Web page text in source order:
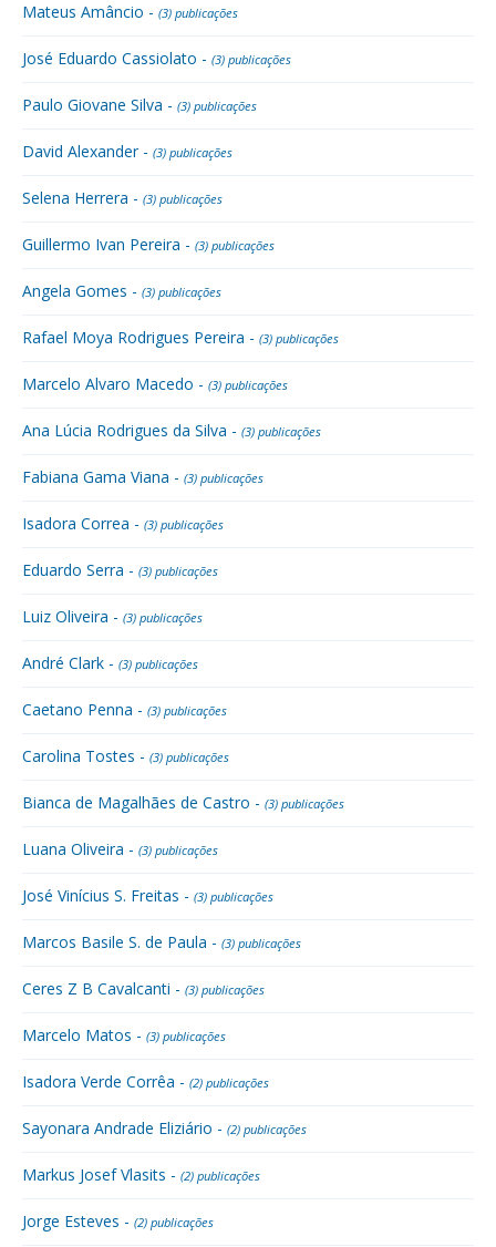
Mateus Amâncio - (3) publicações
José Eduardo Cassiolato - (3) publicações
Paulo Giovane Silva - (3) publicações
David Alexander - (3) publicações
Selena Herrera - (3) publicações
Guillermo Ivan Pereira - (3) publicações
Angela Gomes - (3) publicações
Rafael Moya Rodrigues Pereira - (3) publicações
Marcelo Alvaro Macedo - (3) publicações
Ana Lúcia Rodrigues da Silva - (3) publicações
Fabiana Gama Viana - (3) publicações
Isadora Correa - (3) publicações
Eduardo Serra - (3) publicações
Luiz Oliveira - (3) publicações
André Clark - (3) publicações
Caetano Penna - (3) publicações
Carolina Tostes - (3) publicações
Bianca de Magalhães de Castro - (3) publicações
Luana Oliveira - (3) publicações
José Vinícius S. Freitas - (3) publicações
Marcos Basile S. de Paula - (3) publicações
Ceres Z B Cavalcanti - (3) publicações
Marcelo Matos - (3) publicações
Isadora Verde Corrêa - (2) publicações
Sayonara Andrade Eliziário - (2) publicações
Markus Josef Vlasits - (2) publicações
Jorge Esteves - (2) publicações